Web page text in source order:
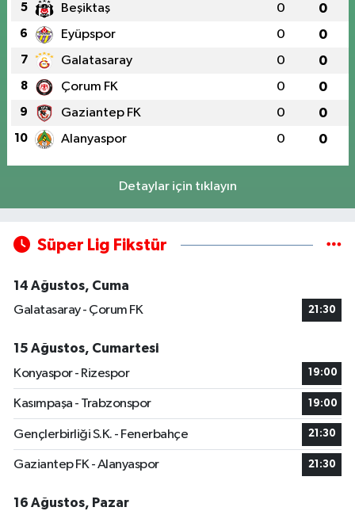
5 Beşiktaş 0 0
6 Eyüpspor 0 0
7 Galatasaray 0 0
8 Çorum FK 0 0
9 Gaziantep FK 0 0
10 Alanyaspor 0 0
Detaylar için tıklayın
Süper Lig Fikstür
14 Ağustos, Cuma
Galatasaray - Çorum FK
21:30
15 Ağustos, Cumartesi
Konyaspor - Rizespor
19:00
Kasımpaşa - Trabzonspor 19:00
Gençlerbirliği S.K. - Fenerbahçe 21:30
Gaziantep FK - Alanyaspor 21:30
16 Ağustos, Pazar